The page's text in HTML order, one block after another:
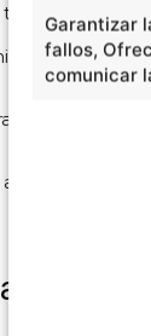
Garantizar
fallos,
comunicar
a los